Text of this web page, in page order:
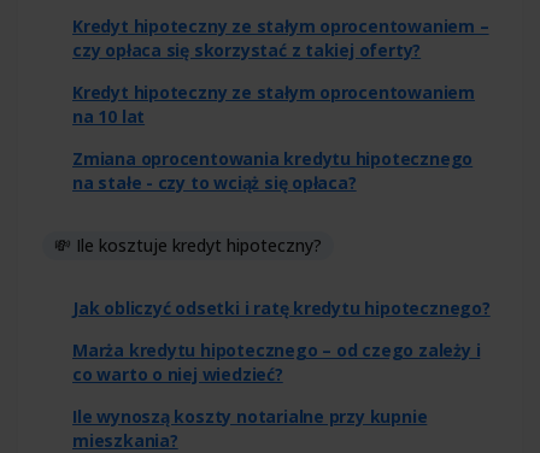
Kredyt hipoteczny ze stałym oprocentowaniem –
czy opłaca się skorzystać z takiej oferty?
Kredyt hipoteczny ze stałym oprocentowaniem
na 10 lat
Zmiana oprocentowania kredytu hipotecznego
na stałe - czy to wciąż się opłaca?
💸 Ile kosztuje kredyt hipoteczny?
Jak obliczyć odsetki i ratę kredytu hipotecznego?
Marża kredytu hipotecznego – od czego zależy i
co warto o niej wiedzieć?
Ile wynoszą koszty notarialne przy kupnie
mieszkania?